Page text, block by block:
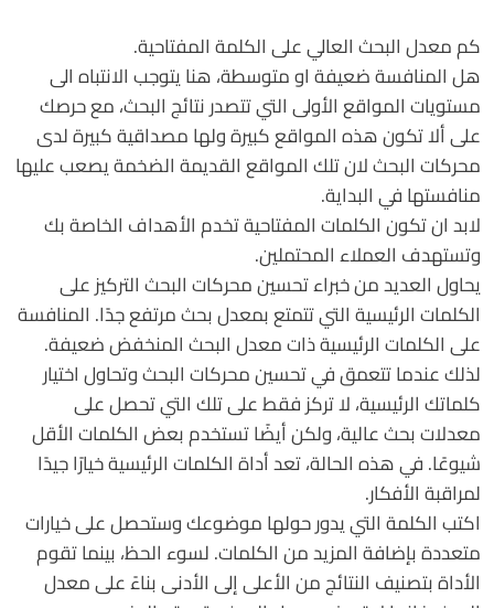
كم معدل البحث العالي على الكلمة المفتاحية.
هل المنافسة ضعيفة او متوسطة، هنا يتوجب الانتباه الى
مستويات المواقع الأولى التي تتصدر نتائج البحث، مع حرصك
على ألا تكون هذه المواقع كبيرة ولها مصداقية كبيرة لدى
محركات البحث لان تلك المواقع القديمة الضخمة يصعب عليها
منافستها في البداية.
لابد ان تكون الكلمات المفتاحية تخدم الأهداف الخاصة بك
وتستهدف العملاء المحتملين.
يحاول العديد من خبراء تحسين محركات البحث التركيز على
الكلمات الرئيسية التي تتمتع بمعدل بحث مرتفع جدًا. المنافسة
على الكلمات الرئيسية ذات معدل البحث المنخفض ضعيفة.
لذلك عندما تتعمق في تحسين محركات البحث وتحاول اختيار
كلماتك الرئيسية، لا تركز فقط على تلك التي تحصل على
معدلات بحث عالية، ولكن أيضًا تستخدم بعض الكلمات الأقل
شيوعًا. في هذه الحالة، تعد أداة الكلمات الرئيسية خيارًا جيدًا
لمراقبة الأفكار.
اكتب الكلمة التي يدور حولها موضوعك وستحصل على خيارات
متعددة بإضافة المزيد من الكلمات. لسوء الحظ، بينما تقوم
الأداة بتصنيف النتائج من الأعلى إلى الأدنى بناءً على معدل